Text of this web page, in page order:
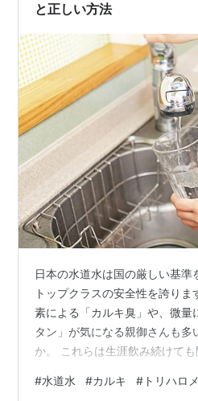
るといわれている。ただ、ト
は、お湯の中に残る。
と正しい方法
日本の水道水は国の厳しい基準
トップクラスの安全性を誇り
素による「カルキ臭」や、微量
タン」が気になる親御さんも多
か。 これらは生涯飲み続けて
に使うなら、できるだけ取り除
#水道水 #カルキ # トリハロ